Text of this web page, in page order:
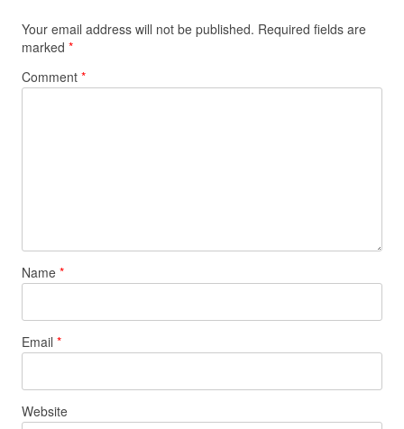
Your email address will not be published. Required fields are
marked *
Comment *
Name *
Email *
Website